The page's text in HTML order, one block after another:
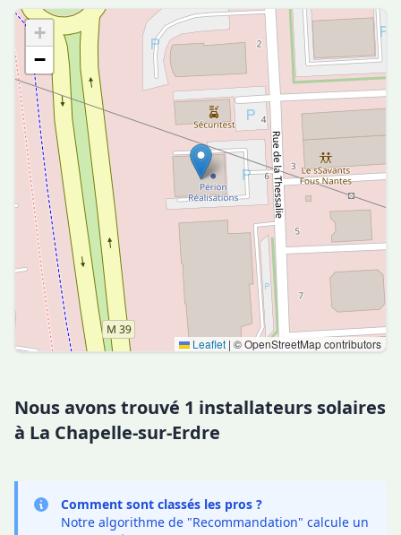
+
−
Leaflet | © OpenStreetMap contributors
Nous avons trouvé 1 installateurs solaires
à La Chapelle-sur-Erdre
Comment sont classés les pros ?
Notre algorithme de "Recommandation" calcule un